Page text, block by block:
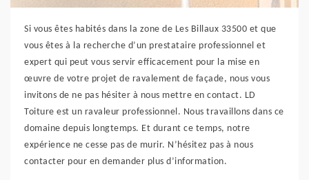
Si vous êtes habités dans la zone de Les Billaux 33500 et que
vous êtes à la recherche d’un prestataire professionnel et
expert qui peut vous servir efficacement pour la mise en
œuvre de votre projet de ravalement de façade, nous vous
invitons de ne pas hésiter à nous mettre en contact. LD
Toiture est un ravaleur professionnel. Nous travaillons dans ce
domaine depuis longtemps. Et durant ce temps, notre
expérience ne cesse pas de murir. N’hésitez pas à nous
contacter pour en demander plus d’information.